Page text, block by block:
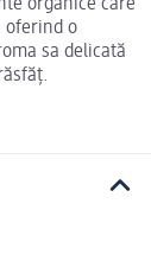
organice care
oferind o
sa delicată